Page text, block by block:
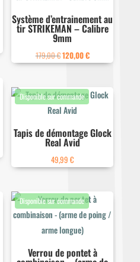
Système d’entrainement au
tir STRIKEMAN – Calibre
9mm
179,00€Le
était :
179,00 €.
120,00€Le
est :
Tapis de démontage Glock
Real Avid
49,99€
Verrou de pontet à